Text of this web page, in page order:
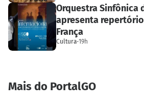
Orquestra Sinfônica
apresenta
França
Cultura·19h
Mais do PortalGO